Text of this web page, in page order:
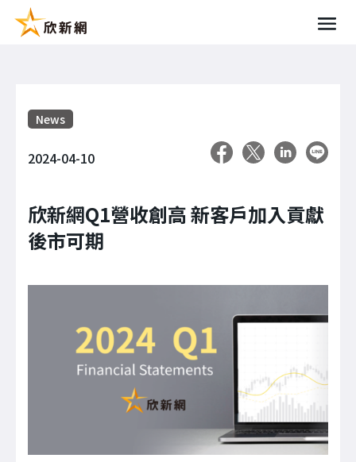
News
2024-04-10
欣新網Q1營收創高 新客戶加入貢獻
後市可期